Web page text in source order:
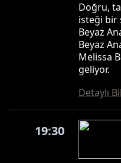
Doğru,
isteği bir
Beyaz
Beyaz
Melissa
geliyor.
Detaylı
19:30